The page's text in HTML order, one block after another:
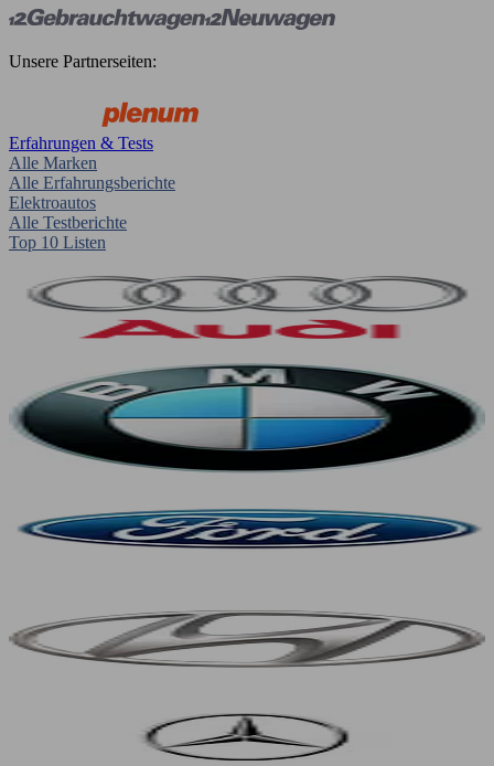
Unsere Partnerseiten:
Erfahrungen & Tests
Alle Marken
Alle Erfahrungsberichte
Elektroautos
Alle Testberichte
Top 10 Listen